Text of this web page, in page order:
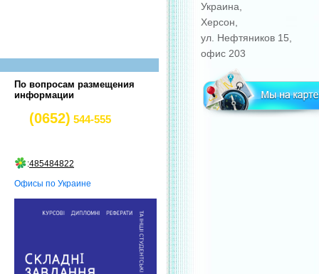
По вопросам размещения
информации
(0652) 544-555
:485484822
Офисы по Украине
Украина,
Херсон,
ул. Нефтяников 15,
офис 203